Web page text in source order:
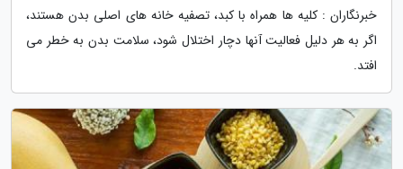
خبرنگاران : کلیه ها همراه با کبد، تصفیه خانه های اصلی بدن هستند،
اگر به هر دلیل فعالیت آنها دچار اختلال شود، سلامت بدن به خطر می
افتد.